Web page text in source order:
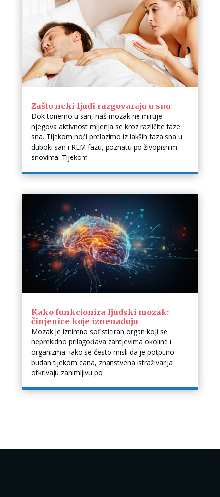
Zašto neki ljudi razgovaraju u snu
Dok tonemo u san, naš mozak ne miruje –
njegova aktivnost mijenja se kroz različite faze
sna. Tijekom noći prelazimo iz lakših faza sna u
duboki san i REM fazu, poznatu po živopisnim
snovima. Tijekom
Kako funkcionira ljudski mozak:
činjenice koje iznenađuju
Mozak je iznimno sofisticiran organ koji se
neprekidno prilagođava zahtjevima okoline i
organizma. Iako se često misli da je potpuno
budan tijekom dana, znanstvena istraživanja
otkrivaju zanimljivu po